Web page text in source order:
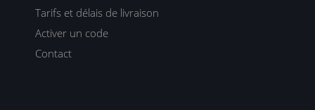
Tarifs et délais de livraison
Activer un code
Contact